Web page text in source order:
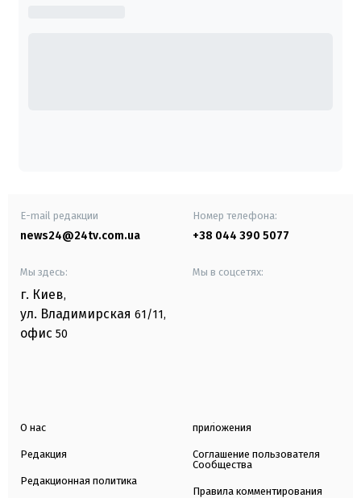
E-mail редакции
news24@24tv.com.ua
Номер телефона:
+38 044 390 5077
Мы здесь:
г. Киев,
ул. Владимирская 61/11,
офис 50
Мы в соцсетях:
О нас
Редакция
Редакционная политика
приложения
Соглашение пользователя
Сообщества
Правила комментирования